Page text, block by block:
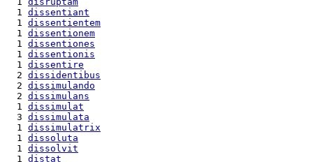
  1
dissentiant
  1
dissentientem
  1
dissentionem
  1
dissentiones
  1
dissentionis
  1
dissentire
  2
dissidentibus
  2
dissimulando
  2
dissimulans
  1
dissimulat
  3
dissimulata
  1
dissimulatrix
  1
dissoluta
  1
dissolvit
  1
distat